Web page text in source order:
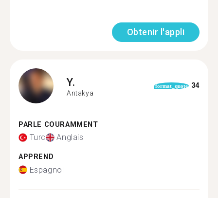
Obtenir l'appli
Y.
Antakya
format_quote 34
PARLE COURAMMENT
Turc Anglais
APPREND
Espagnol